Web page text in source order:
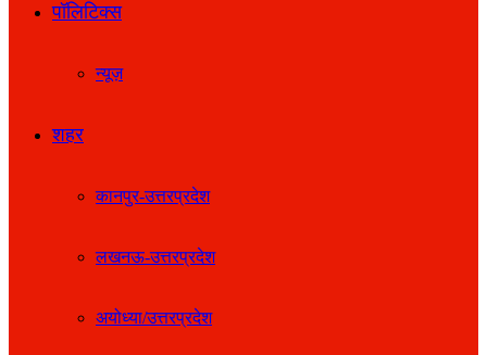
पॉलिटिक्स
न्यूज़
शहर
कानपुर-उत्तरप्रदेश
लखनऊ-उत्तरप्रदेश
अयोध्या/उत्तरप्रदेश